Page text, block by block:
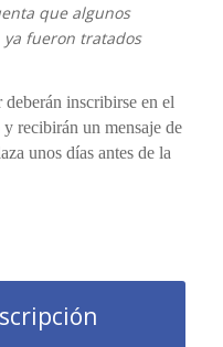
que algunos
fueron tratados
deberán inscribirse en el
recibirán un mensaje de
unos días antes de la